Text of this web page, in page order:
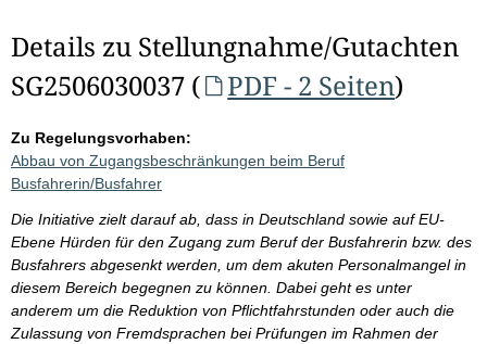
Details zu Stellungnahme/Gutachten
SG2506030037 (
PDF - 2 Seiten)
Zu Regelungsvorhaben:
Abbau von Zugangsbeschränkungen beim Beruf
Busfahrerin/Busfahrer
Die Initiative zielt darauf ab, dass in Deutschland sowie auf EU-
Ebene Hürden für den Zugang zum Beruf der Busfahrerin bzw. des
Busfahrers abgesenkt werden, um dem akuten Personalmangel in
diesem Bereich begegnen zu können. Dabei geht es unter
anderem um die Reduktion von Pflichtfahrstunden oder auch die
Zulassung von Fremdsprachen bei Prüfungen im Rahmen der